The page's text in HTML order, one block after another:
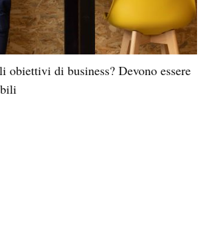
di business? Devono essere